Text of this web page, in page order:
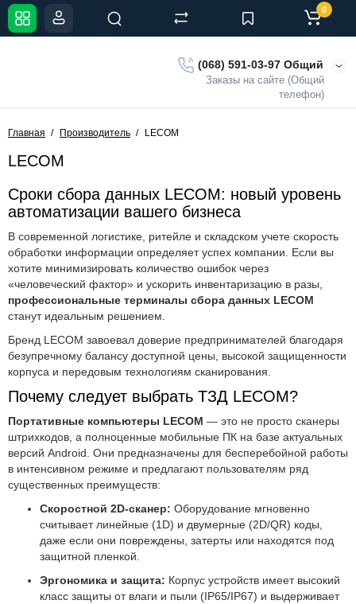
(068) 591-03-97 Общий
Заказы на сайте (Общий
телефон)
0
Главная Производитель LECOM
LECOM
Сроки сбора данных LECOM: новый уровень
автоматизации вашего бизнеса
В современной логистике, ритейле и складском учете скорость
обработки информации определяет успех компании. Если вы
хотите минимизировать количество ошибок через
«человеческий фактор» и ускорить инвентаризацию в разы,
профессиональные терминалы сбора данных LECOM
станут идеальным решением.
Бренд LECOM завоевал доверие предпринимателей благодаря
безупречному балансу доступной цены, высокой защищенности
корпуса и передовым технологиям сканирования.
Почему следует выбрать ТЗД LECOM?
Портативные компьютеры LECOM — это не просто сканеры
штрихкодов, а полноценные мобильные ПК на базе актуальных
версий Android. Они предназначены для бесперебойной работы
в интенсивном режиме и предлагают пользователям ряд
существенных преимуществ:
Скоростной 2D-сканер: Оборудование мгновенно
считывает линейные (1D) и двумерные (2D/QR) коды,
даже если они повреждены, затерты или находятся под
защитной пленкой.
Эргономика и защита: Корпус устройств имеет высокий
класс защиты от влаги и пыли (IP65/IP67) и выдерживает